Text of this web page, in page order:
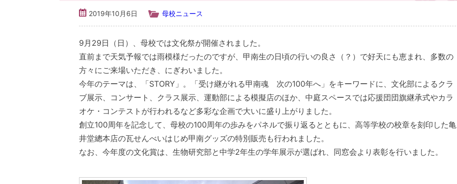
2019年10月6日 母校ニュース
9月29日（日）、母校では文化祭が開催されました。
直前まで天気予報では雨模様だったのですが、甲南生の日頃の行いの良さ（？）で好天にも恵まれ、多数の
方々にご来場いただき、にぎわいました。
今年のテーマは、「STORY」。「受け継がれる甲南魂 次の100年へ」をキーワードに、文化部によるクラ
ブ展示、コンサート、クラス展示、運動部による模擬店のほか、中庭スペースでは応援団団旗継承式やカラ
オケ・コンテストが行われるなど多彩な企画で大いに盛り上がりました。
創立100周年を記念して、母校の100周年の歩みをパネルで振り返るとともに、高等学校の校章を刻印した亀
井堂總本店の瓦せんべいはじめ甲南グッズの特別販売も行われました。
なお、今年度の文化賞は、生物研究部と中学2年生の学年展示が選ばれ、同窓会より表彰を行いました。